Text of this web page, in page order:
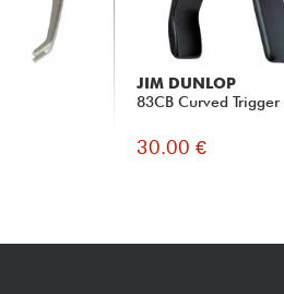
JIM DUNLOP
83CB Curved Trigger
30.00 €